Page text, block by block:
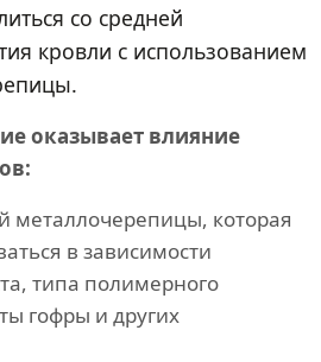
со средней
кровли с использованием
оказывает влияние
металлочерепицы, которая
в зависимости
типа полимерного
гофры и других